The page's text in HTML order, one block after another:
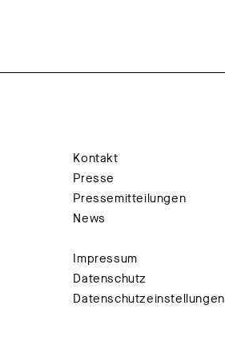
Kontakt
Presse
Pressemitteilungen
News
Impressum
Datenschutz
Datenschutzeinstellungen